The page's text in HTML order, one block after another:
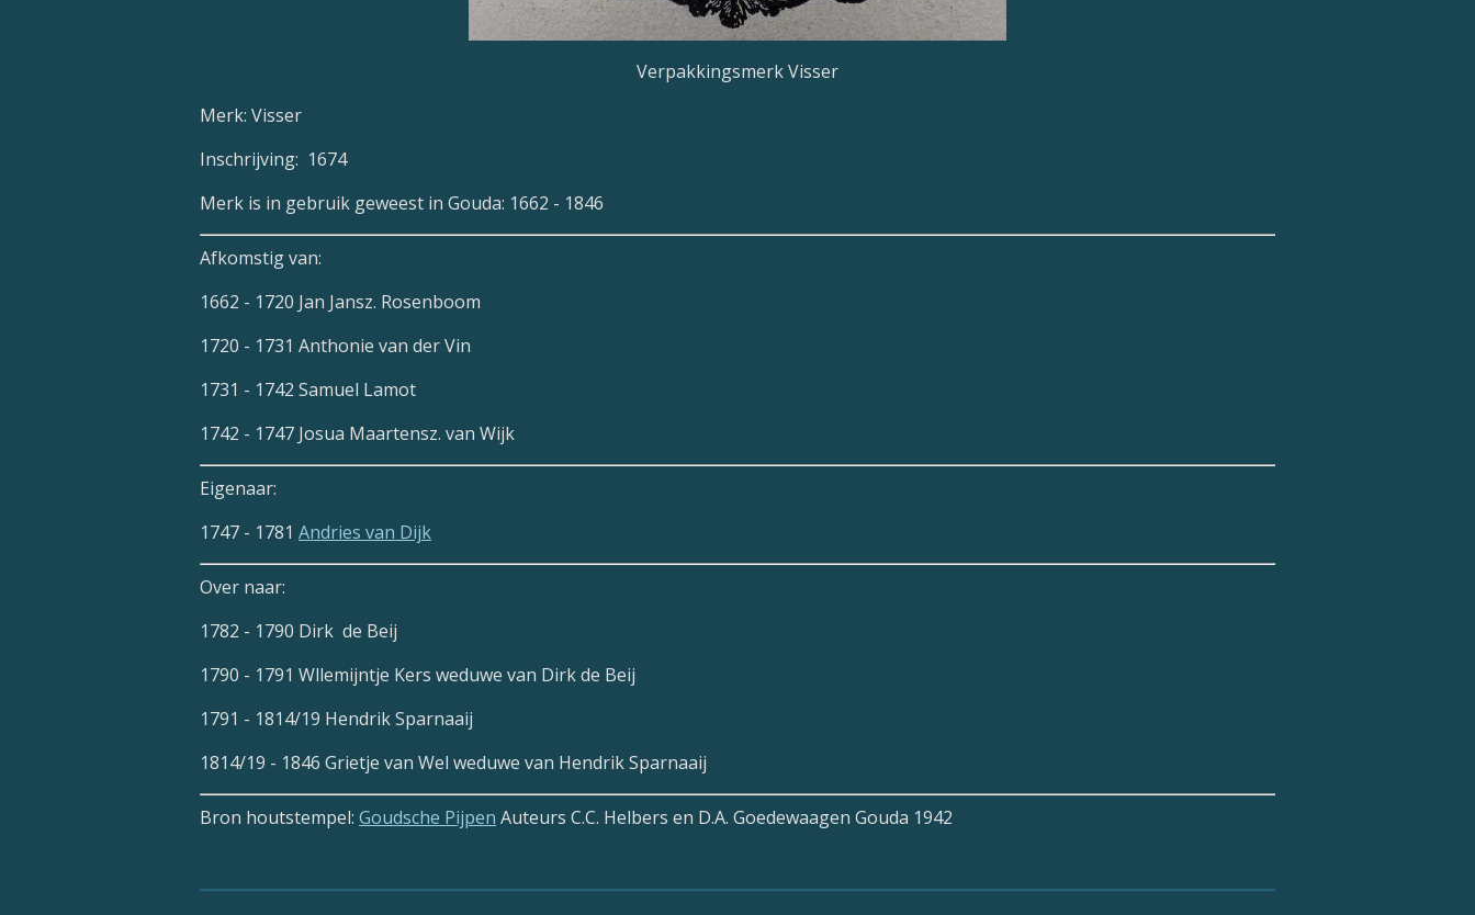
Verpakkingsmerk Visser
Merk: Visser
Inschrijving: 1674
Merk is in gebruik geweest in Gouda: 1662 - 1846
Afkomstig van:
1662 - 1720 Jan Jansz. Rosenboom
1720 - 1731 Anthonie van der Vin
1731 - 1742 Samuel Lamot
1742 - 1747 Josua Maartensz. van Wijk
Eigenaar:
1747 - 1781 Andries van Dijk
Over naar:
1782 - 1790 Dirk de Beij
1790 - 1791 Wllemijntje Kers weduwe van Dirk de Beij
1791 - 1814/19 Hendrik Sparnaaij
1814/19 - 1846 Grietje van Wel weduwe van Hendrik Sparnaaij
Bron houtstempel: Goudsche Pijpen Auteurs C.C. Helbers en D.A. Goedewaagen Gouda 1942